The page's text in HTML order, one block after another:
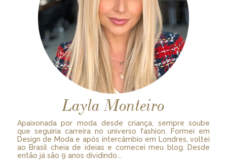
Layla Monteiro
Apaixonada por moda desde criança, sempre soube
que seguiria carreira no universo fashion. Formei em
Design de Moda e após intercâmbio em Londres, voltei
ao Brasil cheia de ideias e comecei meu blog. Desde
então já são 9 anos dividindo...